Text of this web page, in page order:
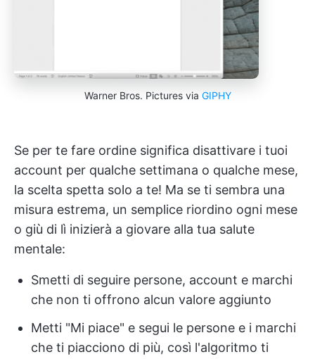
Warner Bros. Pictures via GIPHY
Se per te fare ordine significa disattivare i tuoi
account per qualche settimana o qualche mese,
la scelta spetta solo a te! Ma se ti sembra una
misura estrema, un semplice riordino ogni mese
o giù di lì inizierà a giovare alla tua salute
mentale:
Smetti di seguire persone, account e marchi
che non ti offrono alcun valore aggiunto
Metti "Mi piace" e segui le persone e i marchi
che ti piacciono di più, così l'algoritmo ti